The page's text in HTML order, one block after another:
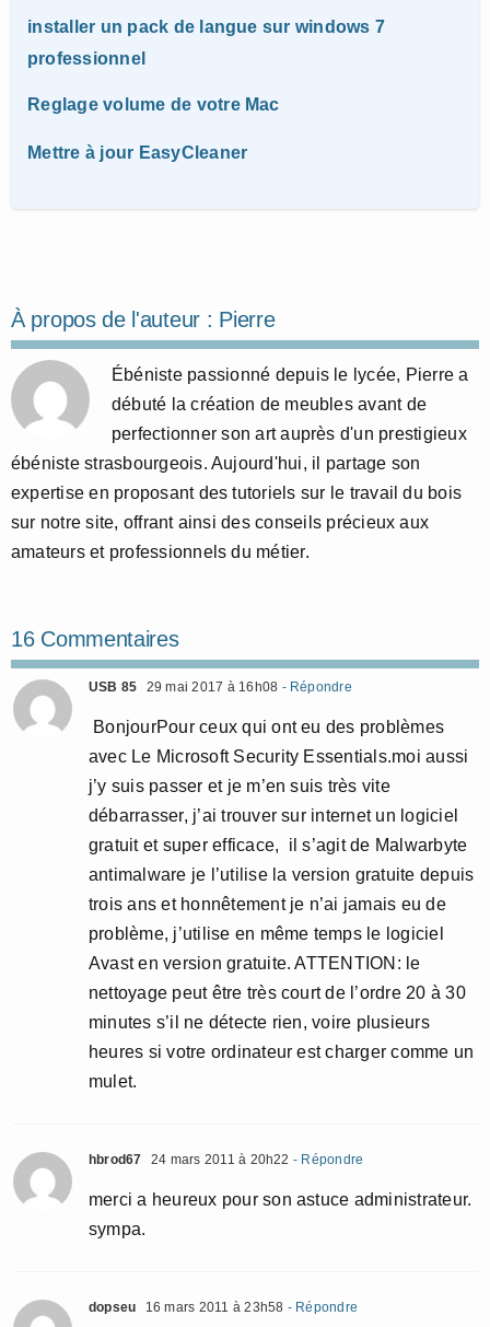
installer un pack de langue sur windows 7
professionnel
Reglage volume de votre Mac
Mettre à jour EasyCleaner
À propos de l'auteur : Pierre
Ébéniste passionné depuis le lycée, Pierre a
débuté la création de meubles avant de
perfectionner son art auprès d'un prestigieux
ébéniste strasbourgeois. Aujourd'hui, il partage son
expertise en proposant des tutoriels sur le travail du bois
sur notre site, offrant ainsi des conseils précieux aux
amateurs et professionnels du métier.
16 Commentaires
USB 85 29 mai 2017 à 16h08 - Répondre
BonjourPour ceux qui ont eu des problèmes
avec Le Microsoft Security Essentials.moi aussi
j’y suis passer et je m’en suis très vite
débarrasser, j’ai trouver sur internet un logiciel
gratuit et super efficace, il s’agit de Malwarbyte
antimalware je l’utilise la version gratuite depuis
trois ans et honnêtement je n’ai jamais eu de
problème, j’utilise en même temps le logiciel
Avast en version gratuite. ATTENTION: le
nettoyage peut être très court de l’ordre 20 à 30
minutes s’il ne détecte rien, voire plusieurs
heures si votre ordinateur est charger comme un
mulet.
hbrod67 24 mars 2011 à 20h22 - Répondre
merci a heureux pour son astuce administrateur.
sympa.
dopseu 16 mars 2011 à 23h58 - Répondre